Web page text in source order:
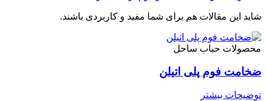
شاید این مقالات هم برای شما مفید و کاربردی باشند.
محصولات حباب ساحل
ضخامت فوم پلی اتیلن
توضیحات بیشتر